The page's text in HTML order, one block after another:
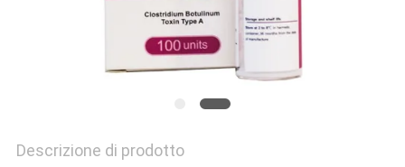
Descrizione di prodotto